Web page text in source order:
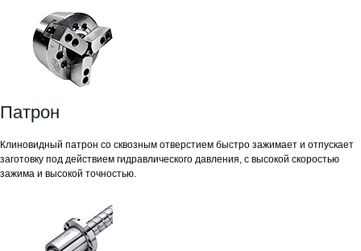
Патрон
Клиновидный патрон со сквозным отверстием быстро зажимает и отпускает
заготовку под действием гидравлического давления, с высокой скоростью
зажима и высокой точностью.